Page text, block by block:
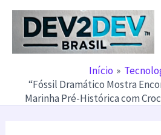
Início
“Fóssil Dramático Mostra
Marinha Pré-Histórica com